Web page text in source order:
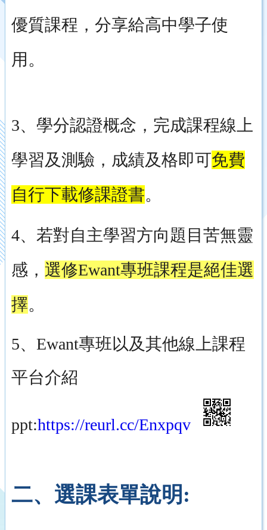
優質課程，分享給高中學子使
用。
3、學分認證概念，完成課程線上
學習及測驗，成績及格即可免費
自行下載修課證書。
4、若對自主學習方向題目苦無靈
感， 選修Ewant專班課程是絕佳選
擇。
5、Ewant專班以及其他線上課程
平台介紹
ppt:https://reurl.cc/Enxpqv
二、選課表單說明: